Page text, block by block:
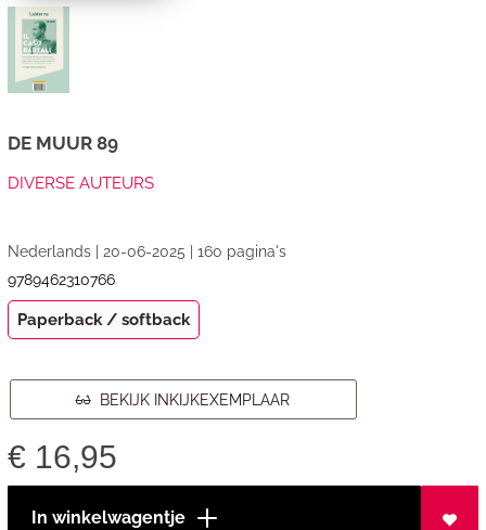
DE MUUR 89
DIVERSE AUTEURS
Nederlands | 20-06-2025 | 160 pagina's
9789462310766
Paperback / softback
BEKIJK INKIJKEXEMPLAAR
€ 16,95
In winkelwagentje